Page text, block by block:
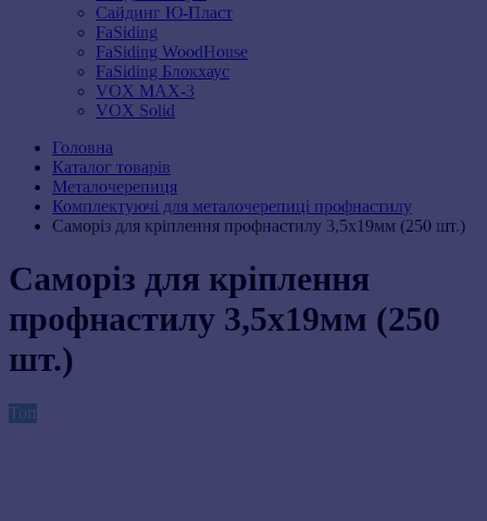
Сайдинг Ю-Пласт
FaSiding
FaSiding WoodHouse
FaSiding Блокхаус
VOX MAX-3
VOX Solid
Головна
Каталог товарів
Металочерепиця
Комплектуючі для металочерепиці профнастилу
Саморіз для кріплення профнастилу 3,5х19мм (250 шт.)
Саморіз для кріплення
профнастилу 3,5х19мм (250
шт.)
Топ